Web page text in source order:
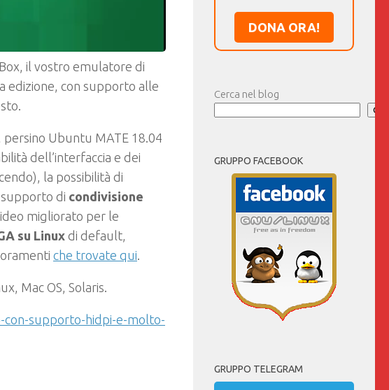
il vostro emulatore di
edizione, con supporto alle
Ubuntu MATE 18.04
dell’interfaccia e dei
la possibilità di
di condivisione
migliorato per le
su Linux di default,
che trovate qui.
Mac OS, Solaris.
supporto-hidpi-e-molto-
DONA ORA!
Cerca nel blog
GRUPPO FACEBOOK
GRUPPO TELEGRAM